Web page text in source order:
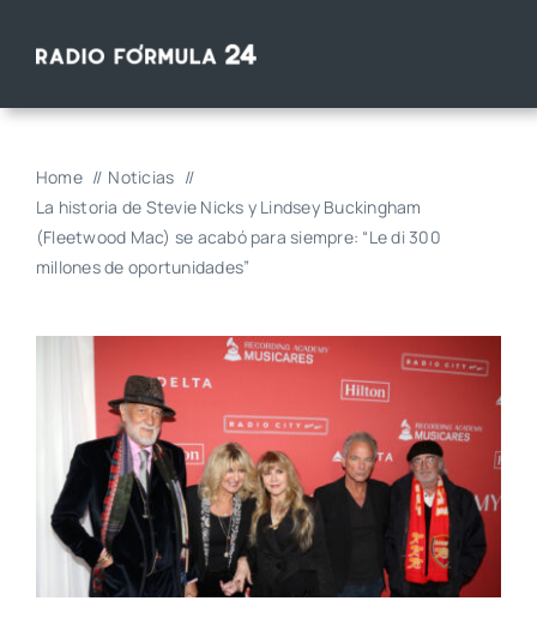
Home
Noticias
La historia de Stevie Nicks y Lindsey Buckingham
(Fleetwood Mac) se acabó para siempre: “Le di 300
millones de oportunidades”